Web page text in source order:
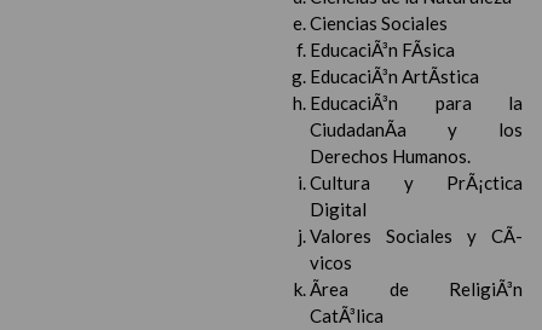
Ciencias Sociales
EducaciÃ³n FÃ­sica
EducaciÃ³n ArtÃ­stica
EducaciÃ³n para la
CiudadanÃ­a y los
Derechos Humanos.
Cultura y PrÃ¡ctica
Digital
Valores Sociales y CÃ­
vicos
Ãrea de ReligiÃ³n
CatÃ³lica